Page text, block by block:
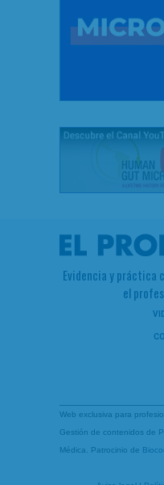
Evidencia y práctica
el
Web exclusiva para
Gestión de contenidos de
Médica. Patrocinio de